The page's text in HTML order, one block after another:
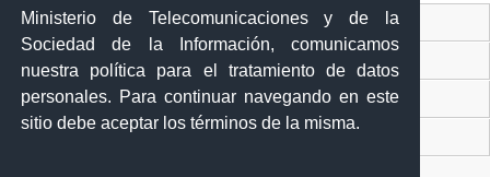
Ministerio de Telecomunicaciones y de la
Sociedad de la Información, comunicamos
nuestra política para el tratamiento de datos
personales. Para continuar navegando en este
sitio debe aceptar los términos de la misma.
Ventanilla Única Virtual
Ventanilla Única de Comercio Exterior
Gobierno Abierto